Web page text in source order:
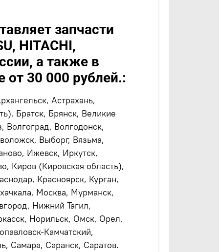
запчасти
HITACHI,
а также в
от 30 000 рублей.:
Астрахань,
Братск, Брянск, Великие
Волгоград, Волгодонск,
Выборг, Вязьма,
Ижевск, Иркутск,
Киров (Кировская область),
Красноярск, Курган,
Москва, Мурманск,
Нижний Тагил,
Норильск, Омск, Орел,
Камчатский,
Самара, Саранск, Саратов.